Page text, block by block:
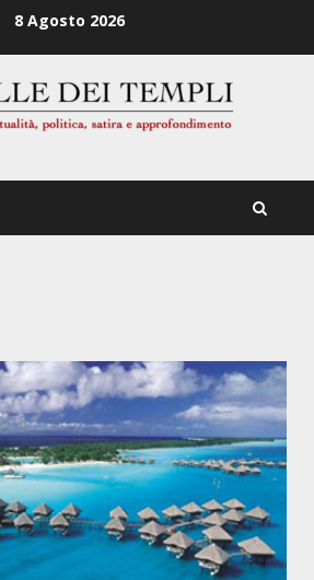
8 Agosto 2026